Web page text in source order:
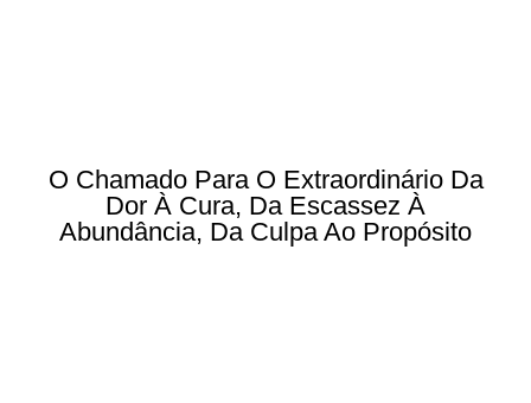
O Chamado Para O Extraordinário Da
Dor À Cura, Da Escassez À
Abundância, Da Culpa Ao Propósito